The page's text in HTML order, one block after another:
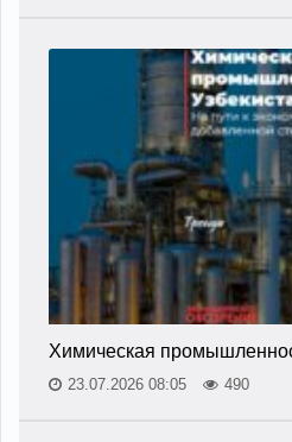
Химическая
23.07.2026 08:05 490